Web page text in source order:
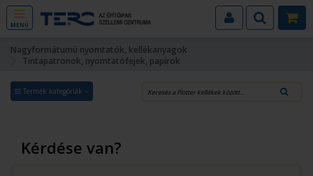
MENÜ
Nagyformátumú nyomtatók, kellékanyagok
Tintapatronok, nyomtatófejek, papírok
Termék kategóriák
Kérdése van?